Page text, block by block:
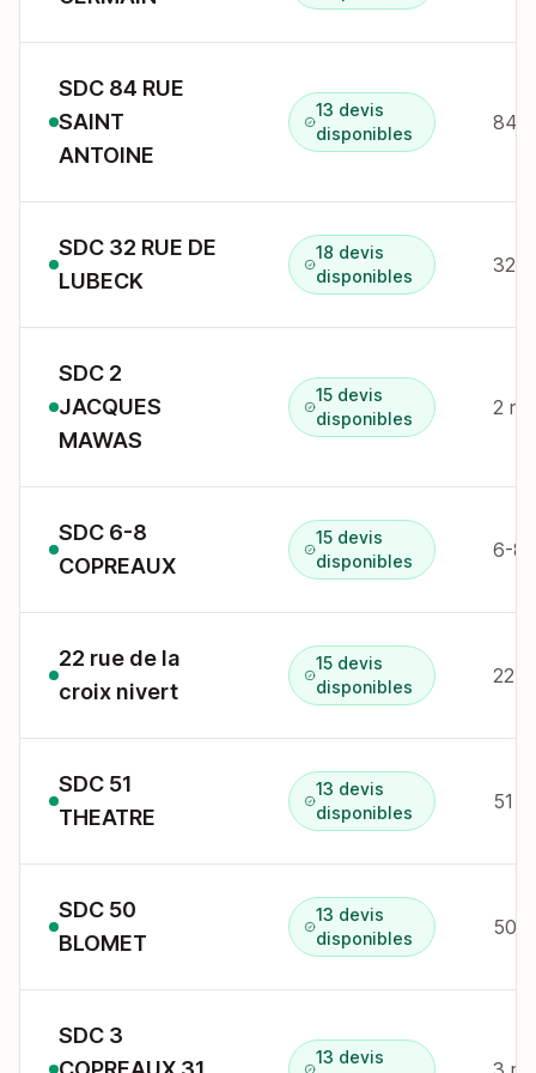
SDC 84 RUE
SAINT
ANTOINE
13 devis
disponibles
84
SDC 32 RUE DE
LUBECK
18 devis
disponibles
32 r
SDC 2
JACQUES
MAWAS
15 devis
disponibles
2 r
SDC 6-8
COPREAUX
15 devis
disponibles
6-8
22 rue de la
croix nivert
15 devis
disponibles
22 r
SDC 51
THEATRE
13 devis
disponibles
51
SDC 50
BLOMET
13 devis
disponibles
50 r
SDC 3
13 devis